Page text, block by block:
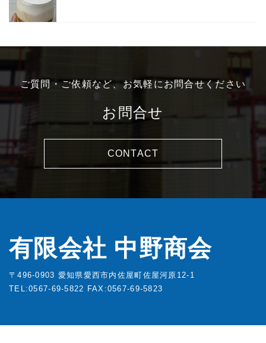
ご質問・ご依頼など、お気軽にお問合せください
お問合せ
CONTACT
有限会社 中野商会
〒496-0903 愛知県愛西市内佐屋町佐屋河原12-1
TEL:0567-69-5822 FAX:0567-69-5823